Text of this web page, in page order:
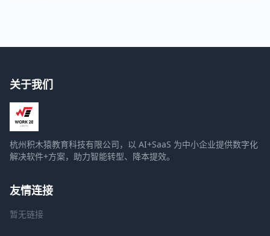
关于我们
杭州积木猿教育科技有限公司，以 AI+SaaS 为中小企业提供数字化
解决软件+方案，助力智能转型、降本提效。
友情连接
暂无链接